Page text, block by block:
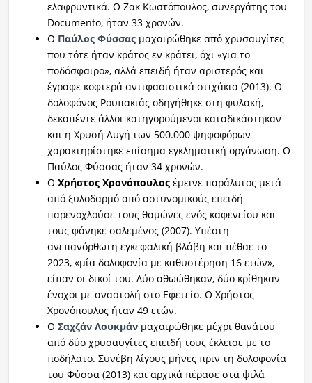
ελαφρυντικά. Ο Ζακ Κωστόπουλος, συνεργάτης του
Documento, ήταν 33 χρονών.
Ο Παύλος Φύσσαςμαχαιρώθηκε από χρυσαυγίτες
που τότε ήταν κράτος εν κράτει, όχι «για το
ποδόσφαιρο», αλλά επειδή ήταν αριστερός και
έγραφε κοφτερά αντιφασιστικά στιχάκια (2013). Ο
δολοφόνος Ρουπακιάς οδηγήθηκε στη φυλακή,
δεκαπέντε άλλοι κατηγορούμενοι καταδικάστηκαν
και η Χρυσή Αυγή των 500.000 ψηφοφόρων
χαρακτηρίστηκε επίσημα εγκληματική οργάνωση. Ο
Παύλος Φύσσας ήταν 34 χρονών.
Ο Χρήστος Χρονόπουλοςέμεινε παράλυτος μετά
από ξυλοδαρμό από αστυνομικούς επειδή
παρενοχλούσε τους θαμώνες ενός καφενείου και
τους φάνηκε σαλεμένος (2007). Υπέστη
ανεπανόρθωτη εγκεφαλική βλάβη και πέθαε το
2023, «μία δολοφονία με καθυστέρηση 16 ετών»,
είπαν οι δικοί του. Δύο αθωώθηκαν, δύο κρίθηκαν
ένοχοι με αναστολή στο Εφετείο. Ο Χρήστος
Χρονόπουλος ήταν 49 ετών.
Ο Σαχζάν Λουκμάνμαχαιρώθηκε μέχρι θανάτου
από δύο χρυσαυγίτες επειδή τους έκλεισε με το
ποδήλατο. Συνέβη λίγους μήνες πριν τη δολοφονία
του Φύσσα (2013) και αρχικά πέρασε στα ψιλά